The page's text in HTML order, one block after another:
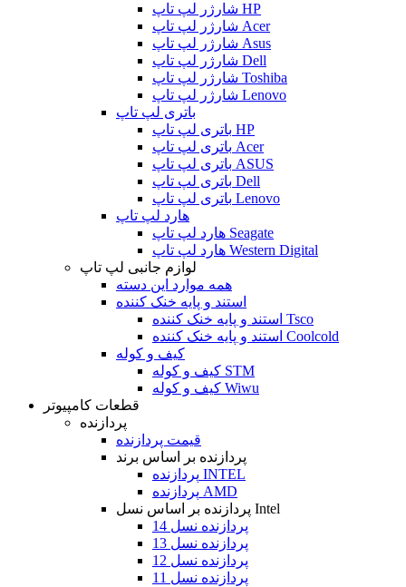
شارژر لپ تاپ HP
شارژر لپ تاپ Acer
شارژر لپ تاپ Asus
شارژر لپ تاپ Dell
شارژر لپ تاپ Toshiba
شارژر لپ تاپ Lenovo
باتری لپ تاپ
باتری لپ تاپ HP
باتری لپ تاپ Acer
باتری لپ تاپ ASUS
باتری لپ تاپ Dell
باتری لپ تاپ Lenovo
هارد لپ تاپ
هارد لپ تاپ Seagate
هارد لپ تاپ Western Digital
لوازم جانبی لپ تاپ
همه موارد این دسته
استند و پایه خنک کننده
استند و پایه خنک کننده Tsco
استند و پایه خنک کننده Coolcold
کیف و کوله
کیف و کوله STM
کیف و کوله Wiwu
قطعات کامپیوتر
پردازنده
قیمت پردازنده
پردازنده بر اساس برند
پردازنده INTEL
پردازنده AMD
پردازنده بر اساس نسل Intel
پردازنده نسل 14
پردازنده نسل 13
پردازنده نسل 12
پردازنده نسل 11